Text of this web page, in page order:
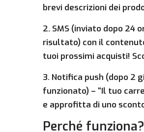
brevi descrizioni dei
2. SMS (inviato dopo 24
risultato) con il
tuoi prossimi acquisti!
3. Notifica push (dopo 2
funzionato) – “Il tuo
e approfitta di uno
Perché funziona?